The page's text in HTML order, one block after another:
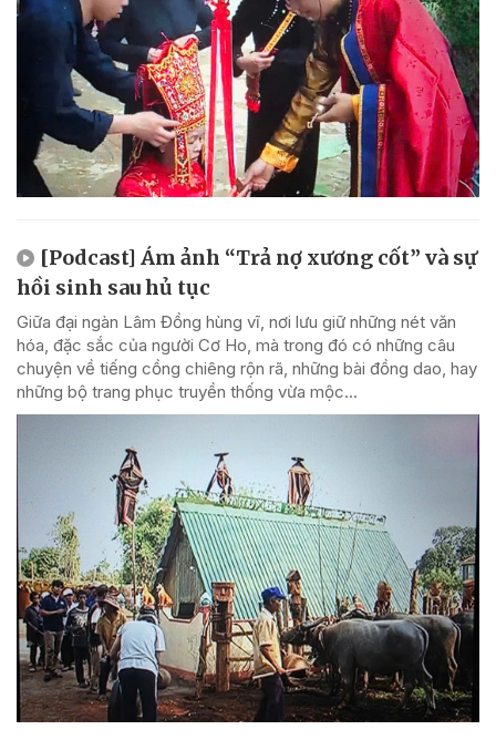
[Podcast] Ám ảnh “Trả nợ xương cốt” và sự
hồi sinh sau hủ tục
Giữa đại ngàn Lâm Đồng hùng vĩ, nơi lưu giữ những nét văn
hóa, đặc sắc của người Cơ Ho, mà trong đó có những câu
chuyện về tiếng cồng chiêng rộn rã, những bài đồng dao, hay
những bộ trang phục truyền thống vừa mộc...